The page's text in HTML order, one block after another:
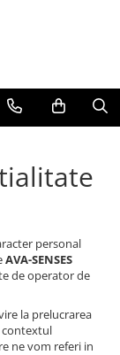
personal
AVA-SENSES
de operator de
la prelucrarea
contextul
ne vom referi in